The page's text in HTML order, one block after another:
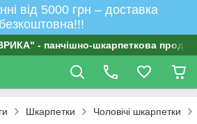
від 5000 грн – доставка
безкоштовна!!!
- панчішно-шкарпеткова
Шкарпетки Чоловічі шкарпетки